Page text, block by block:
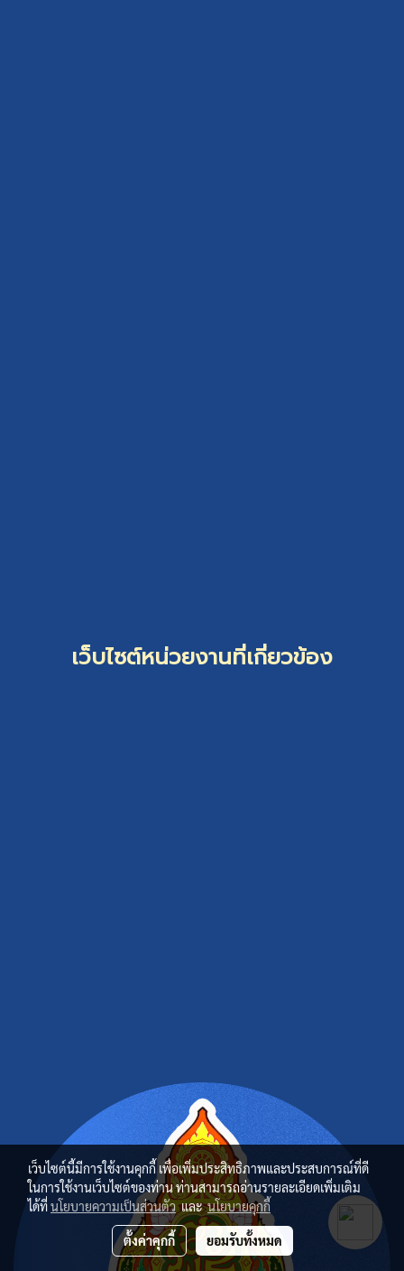
เว็บไซต์หน่วยงานที่เกี่ยวข้อง
เว็บไซต์นี้มีการใช้งานคุกกี้ เพื่อเพิ่มประสิทธิภาพและประสบการณ์ที่ดี
ในการใช้งานเว็บไซต์ของท่าน ท่านสามารถอ่านรายละเอียดเพิ่มเติม
ได้ที่นโยบายความเป็นส่วนตัวและนโยบายคุกกี้
ตั้งค่าคุกกี้ ยอมรับทั้งหมด